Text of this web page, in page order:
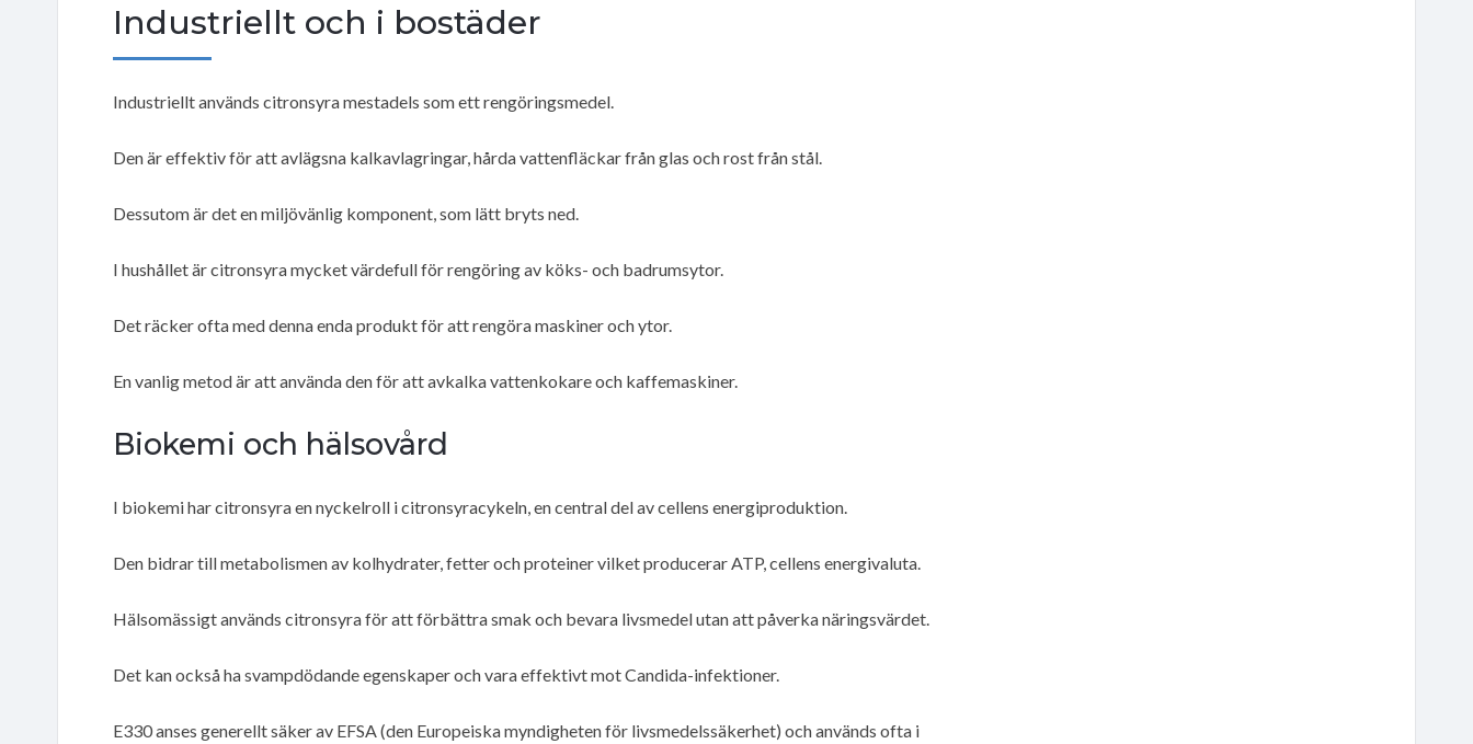
Industriellt och i bostäder
Industriellt används citronsyra mestadels som ett rengöringsmedel.
Den är effektiv för att avlägsna kalkavlagringar, hårda vattenfläckar från glas och rost från stål.
Dessutom är det en miljövänlig komponent, som lätt bryts ned.
I hushållet är citronsyra mycket värdefull för rengöring av köks- och badrumsytor.
Det räcker ofta med denna enda produkt för att rengöra maskiner och ytor.
En vanlig metod är att använda den för att avkalka vattenkokare och kaffemaskiner.
Biokemi och hälsovård
I biokemi har citronsyra en nyckelroll i citronsyracykeln, en central del av cellens energiproduktion.
Den bidrar till metabolismen av kolhydrater, fetter och proteiner vilket producerar ATP, cellens energivaluta.
Hälsomässigt används citronsyra för att förbättra smak och bevara livsmedel utan att påverka näringsvärdet.
Det kan också ha svampdödande egenskaper och vara effektivt mot Candida-infektioner.
E330 anses generellt säker av EFSA (den Europeiska myndigheten för livsmedelssäkerhet) och används ofta i